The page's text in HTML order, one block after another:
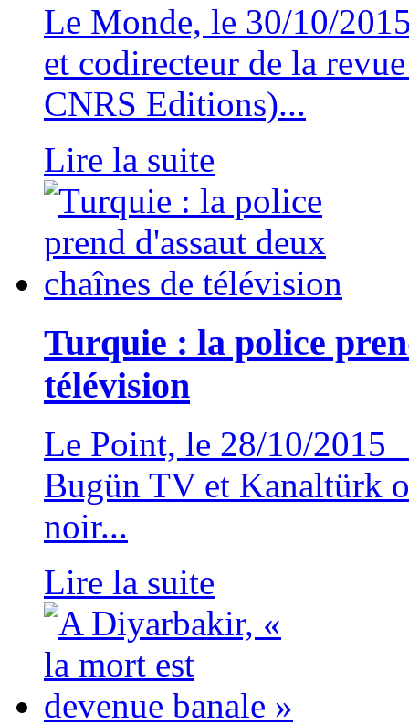
Le Monde, le 30/10/
et codirecteur de la
CNRS Editions)...
Lire la suite
Turquie : la police
télévision
Le Point, le 28/10/2015
Bugün TV et Kanaltürk
noir...
Lire la suite